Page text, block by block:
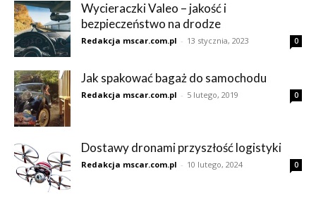
Wycieraczki Valeo – jakość i
bezpieczeństwo na drodze
Redakcja mscar.com.pl - 13 stycznia, 2023 0
Jak spakować bagaż do samochodu
Redakcja mscar.com.pl - 5 lutego, 2019 0
Dostawy dronami przyszłość logistyki
Redakcja mscar.com.pl - 10 lutego, 2024 0